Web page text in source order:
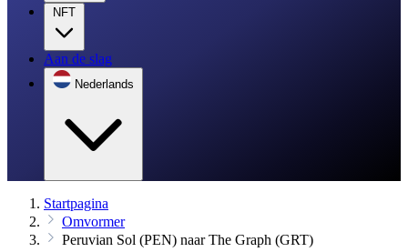
NFT
Aan de slag
Nederlands
Startpagina
Omvormer
Peruvian Sol (PEN) naar The Graph (GRT)